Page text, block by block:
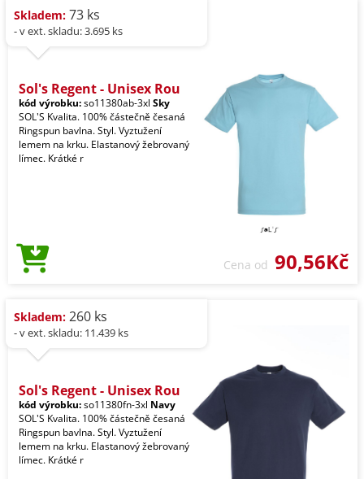
Skladem: 73 ks
- v ext. skladu: 3.695 ks
Sol's Regent - Unisex Rou
kód výrobku:so11380ab-3xl Sky
SOL'S Kvalita. 100% částečně česaná
Ringspun bavlna. Styl. Vyztužení
lemem na krku. Elastanový žebrovaný
límec. Krátké r
Cena od 90,56Kč
Skladem: 260 ks
- v ext. skladu: 11.439 ks
Sol's Regent - Unisex Rou
kód výrobku:so11380fn-3xl Navy
SOL'S Kvalita. 100% částečně česaná
Ringspun bavlna. Styl. Vyztužení
lemem na krku. Elastanový žebrovaný
límec. Krátké r